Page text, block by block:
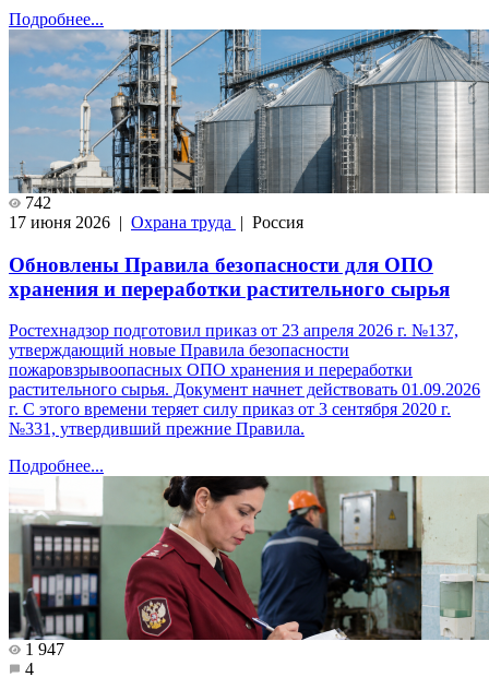
Подробнее...
742
17 июня 2026 | Охрана труда | Россия
Обновлены Правила безопасности для ОПО
хранения и переработки растительного сырья
Ростехнадзор подготовил приказ от 23 апреля 2026 г. №137,
утверждающий новые Правила безопасности
пожаровзрывоопасных ОПО хранения и переработки
растительного сырья. Документ начнет действовать 01.09.2026
г. С этого времени теряет силу приказ от 3 сентября 2020 г.
№331, утвердивший прежние Правила.
Подробнее...
1 947
4